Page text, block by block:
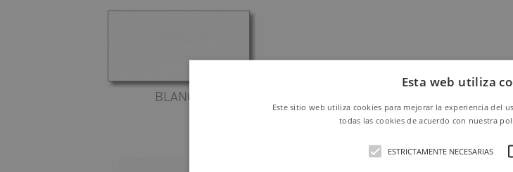
BLANCO
Esta web utiliza
Este sitio web utiliza cookies para mejorar la experiencia del
todas las cookies de acuerdo con nuestra
ESTRICTAMENTE NECESARIAS